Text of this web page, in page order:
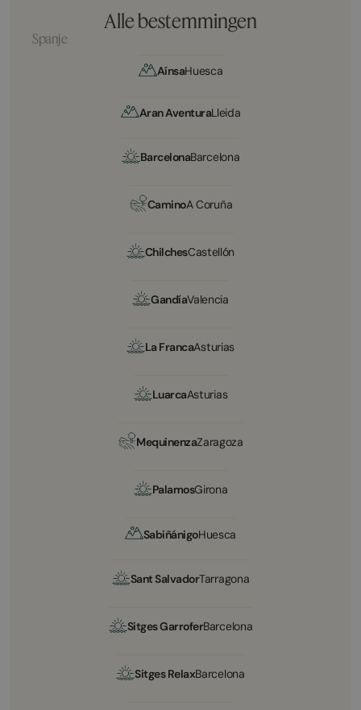
Alle bestemmingen
Spanje
AínsaHuesca
Aran AventuraLleida
BarcelonaBarcelona
CaminoA Coruña
ChilchesCastellón
GandíaValencia
La FrancaAsturias
LuarcaAsturias
MequinenzaZaragoza
PalamosGirona
SabiñánigoHuesca
Sant SalvadorTarragona
Sitges GarroferBarcelona
Sitges RelaxBarcelona